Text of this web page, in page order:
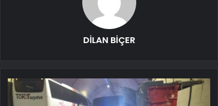
DİLAN BİÇER